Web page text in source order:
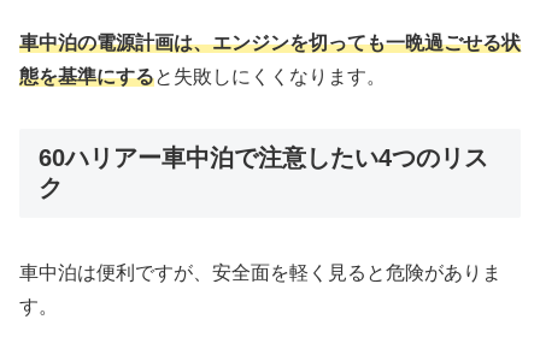
車中泊の電源計画は、エンジンを切っても一晩過ごせる状
態を基準にすると失敗しにくくなります。
60ハリアー車中泊で注意したい4つのリス
ク
車中泊は便利ですが、安全面を軽く見ると危険がありま
す。